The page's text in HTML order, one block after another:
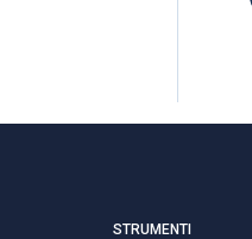
STRUMENTI